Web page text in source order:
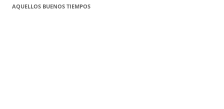
AQUELLOS BUENOS TIEMPOS